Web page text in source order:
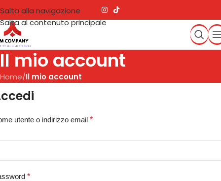
Salta alla navigazione
Salta al contenuto principale
Il mio account
Home/Il mio account
utente o indirizzo email *
*